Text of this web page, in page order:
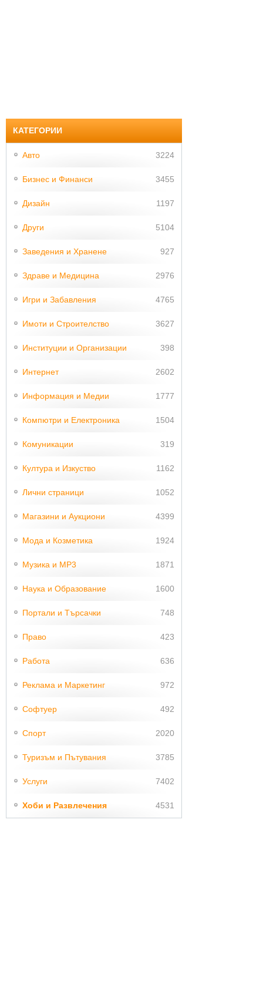
КАТЕГОРИИ
Авто 3224
Бизнес и Финанси 3455
Дизайн 1197
Други 5104
Заведения и Хранене 927
Здраве и Медицина 2976
Игри и Забавления 4765
Имоти и Строителство 3627
Институции и Организации 398
Интернет 2602
Информация и Медии 1777
Компютри и Електроника 1504
Комуникации 319
Култура и Изкуство 1162
Лични страници 1052
Магазини и Аукциони 4399
Мода и Козметика 1924
Музика и MP3 1871
Наука и Образование 1600
Портали и Търсачки 748
Право 423
Работа 636
Реклама и Маркетинг 972
Софтуер 492
Спорт 2020
Туризъм и Пътувания 3785
Услуги 7402
Хоби и Развлечения 4531